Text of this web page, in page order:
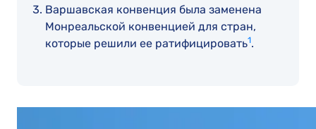
Варшавская конвенция была заменена
Монреальской конвенцией для стран,
которые решили ее ратифицировать1.